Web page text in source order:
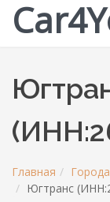
Главная Города
Югтранс